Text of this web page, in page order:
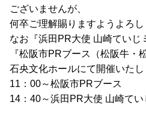
ございませんが、
何卒ご理解賜りますようよろし
なお『浜田PR大使 山崎ていじ
『松阪市PRブース（松阪牛・
石央文化ホールにて開催いたし
11：00～松阪市PRブース
14：40～浜田PR大使 山崎て